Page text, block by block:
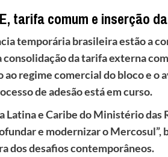
tarifa comum e inserção
temporária brasileira estão a
da tarifa externa
regime comercial do bloco e o
de adesão está em curso.
Latina e Caribe do Ministério
e modernizar o Mercosul”,
dos desafios contemporâneos.